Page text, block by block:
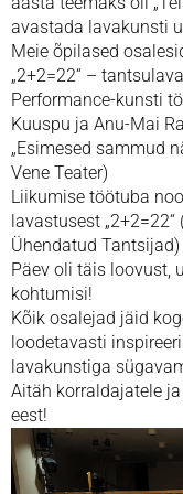
avastada lavakunsti
Meie õpilased
„2+2=22“ –
Performance-kunsti
Kuuspu ja Anu-Mai
„Esimesed sammud
Vene Teater)
Liikumise töötuba
lavastusest
Ühendatud Tantsijad)
Päev oli täis loovust,
kohtumisi!
Kõik osalejad jäid
loodetavasti
lavakunstiga
Aitäh korraldajatele
eest!